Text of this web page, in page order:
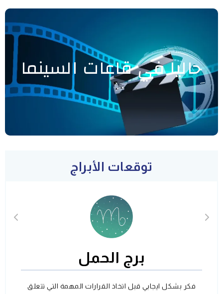
حاليا في قاعات السينما
توقعات الأبراج
برج الحمل
فكر بشكل ايجابي قبل اتخاذ القرارات المهمة التي تتعلق